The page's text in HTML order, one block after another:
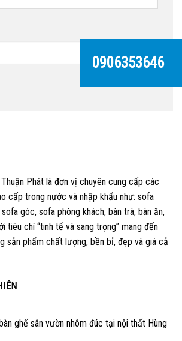
Phát là đơn vị chuyên cung cấp các
cấp trong nước và nhập khẩu như: sofa
góc, sofa phòng khách, bàn trà, bàn ăn,
tiêu chí “tinh tế và sang trọng” mang đến
sản phẩm chất lượng, bền bỉ, đẹp và giá cả
ghế sân vườn nhôm đúc tại nội thất Hùng
0906353646